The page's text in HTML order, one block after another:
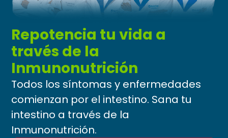
Repotencia tu vida a
través de la
Inmunonutrición
Todos los síntomas y enfermedades
comienzan por el intestino. Sana tu
intestino a través de la
Inmunonutrición.